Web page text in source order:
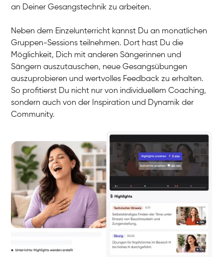
an Deiner Gesangstechnik zu arbeiten.
Neben dem Einzelunterricht kannst Du an monatlichen
Gruppen-Sessions teilnehmen. Dort hast Du die
Möglichkeit, Dich mit anderen Sängerinnen und
Sängern auszutauschen, neue Gesangsübungen
auszuprobieren und wertvolles Feedback zu erhalten.
So profitierst Du nicht nur von individuellem Coaching,
sondern auch von der Inspiration und Dynamik der
Community.